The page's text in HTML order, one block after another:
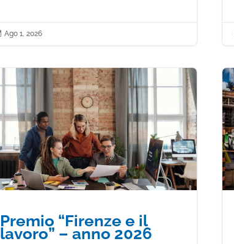
Ago 1, 2026
Premio “Firenze e il
lavoro” – anno 2026